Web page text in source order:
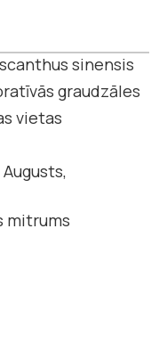
sinensis
graudzāles
vietas
mitrums